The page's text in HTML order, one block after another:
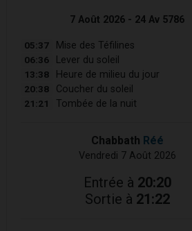
7 Août 2026 - 24 Av 5786
05:37 Mise des Téfilines
06:36 Lever du soleil
13:38 Heure de milieu du jour
20:38 Coucher du soleil
21:21 Tombée de la nuit
Chabbath Réé
Vendredi 7 Août 2026
Entrée à 20:20
Sortie à 21:22